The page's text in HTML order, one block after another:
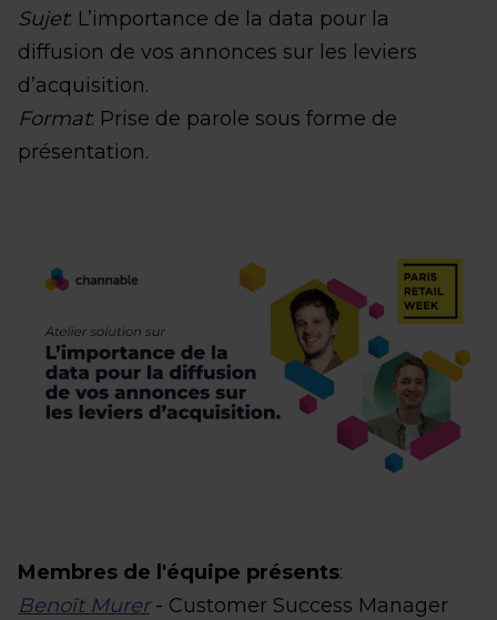
Sujet: L’importance de la data pour la
diffusion de vos annonces sur les leviers
d’acquisition.
Format: Prise de parole sous forme de
présentation.
Membres de l'équipe présents:
Benoît Murer- Customer Success Manager